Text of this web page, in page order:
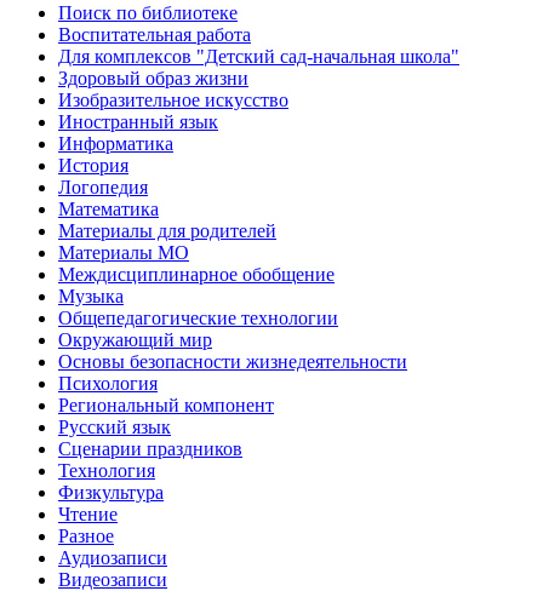
Поиск по библиотеке
Воспитательная работа
Для комплексов "Детский сад-начальная школа"
Здоровый образ жизни
Изобразительное искусство
Иностранный язык
Информатика
История
Логопедия
Математика
Материалы для родителей
Материалы МО
Междисциплинарное обобщение
Музыка
Общепедагогические технологии
Окружающий мир
Основы безопасности жизнедеятельности
Психология
Региональный компонент
Русский язык
Сценарии праздников
Технология
Физкультура
Чтение
Разное
Аудиозаписи
Видеозаписи